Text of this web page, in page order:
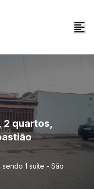
2 quartos,
1 suíte - São